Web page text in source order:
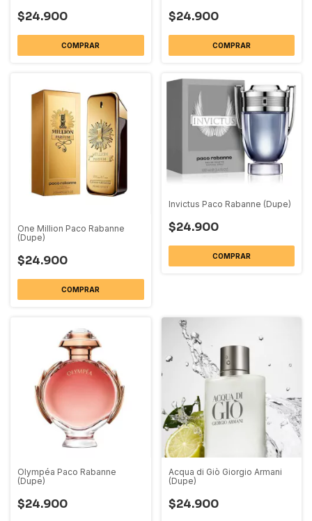
$24.900
COMPRAR
$24.900
COMPRAR
One Million Paco Rabanne
(Dupe)
$24.900
COMPRAR
Invictus Paco Rabanne (Dupe)
$24.900
COMPRAR
Olympéa Paco Rabanne
(Dupe)
$24.900
Acqua di Giò Giorgio Armani
(Dupe)
$24.900